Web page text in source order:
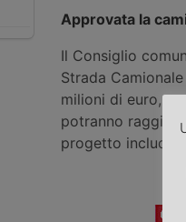
Approvata la
Il Consiglio
Strada
milioni di euro,
potranno
progetto include